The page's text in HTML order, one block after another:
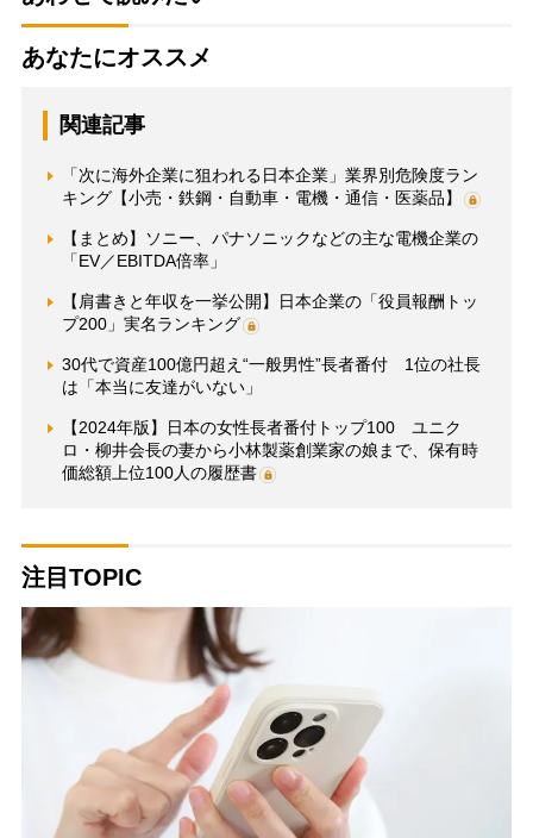
あなたにオススメ
関連記事
「次に海外企業に狙われる日本企業」業界別危険度ラン
キング【小売・鉄鋼・自動車・電機・通信・医薬品】
【まとめ】ソニー、パナソニックなどの主な電機企業の
「EV／EBITDA倍率」
【肩書きと年収を一挙公開】日本企業の「役員報酬トッ
プ200」実名ランキング
30代で資産100億円超え“一般男性”長者番付 1位の社長
は「本当に友達がいない」
【2024年版】日本の女性長者番付トップ100 ユニク
ロ・柳井会長の妻から小林製薬創業家の娘まで、保有時
価総額上位100人の履歴書
注目TOPIC